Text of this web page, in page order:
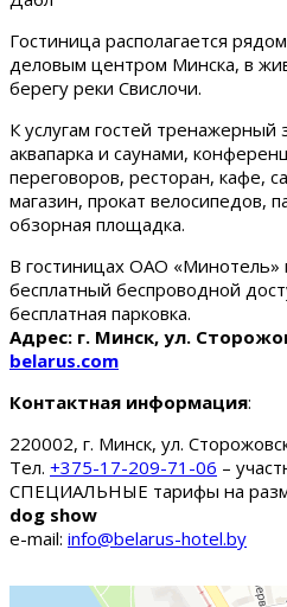
Гостиница располагается
деловым центром Минска, в
берегу реки Свислочи.
К услугам гостей тренажерный
аквапарка и саунами,
переговоров, ресторан, кафе,
магазин, прокат велосипедов,
обзорная площадка.
В гостиницах ОАО «Минотель»
бесплатный беспроводной
бесплатная парковка.
Адрес: г. Минск, ул.
belarus.com
Контактная информация:
220002, г. Минск, ул.
Тел. +375-17-209-71-06 –
СПЕЦИАЛЬНЫЕ тарифы на
dog show
e-mail: info@belarus-hotel.by